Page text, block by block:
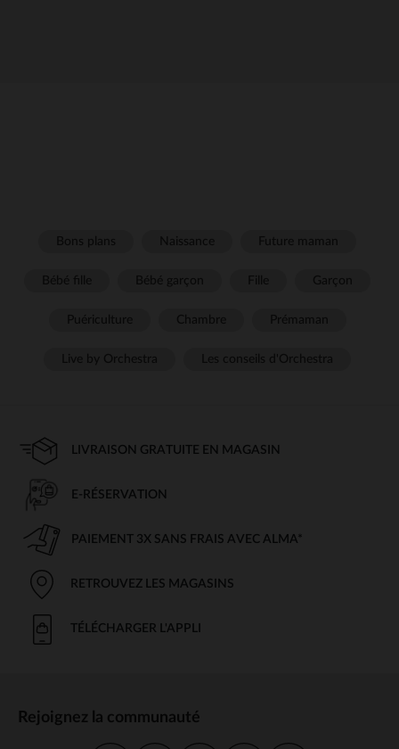
LIVRAISON GRATUITE EN MAGASIN
E-RÉSERVATION
PAIEMENT 3X SANS FRAIS AVEC ALMA*
RETROUVEZ LES MAGASINS
TÉLÉCHARGER L'APPLI
Rejoignez la communauté